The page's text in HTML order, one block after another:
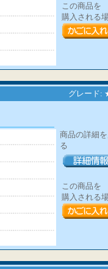
この商品を
購入される
グレー
商品の詳細
る
この商品を
購入される